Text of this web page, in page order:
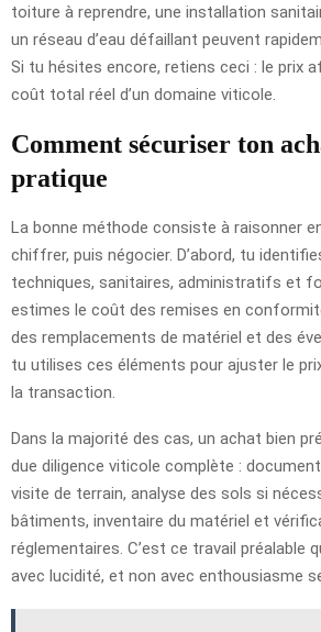
toiture à reprendre, une installation
un réseau d’eau défaillant peuvent
Si tu hésites encore, retiens ceci : le prix
coût total réel d’un domaine viticole.
Comment sécuriser ton
pratique
La bonne méthode consiste à raisonner
chiffrer, puis négocier. D’abord, tu
techniques, sanitaires, administratifs et
estimes le coût des remises en
des remplacements de matériel et des
tu utilises ces éléments pour ajuster le
la transaction.
Dans la majorité des cas, un achat bien
due diligence viticole complète :
visite de terrain, analyse des sols si
bâtiments, inventaire du matériel et
réglementaires. C’est ce travail préalable
avec lucidité, et non avec enthousiasme